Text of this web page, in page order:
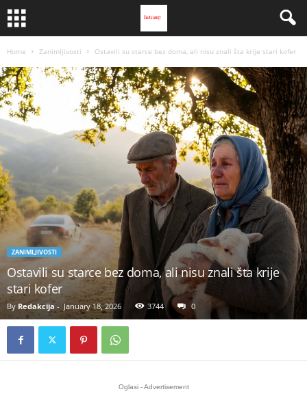
Home Zanimljivosti Ostavili su starce bez doma, ali nisu znali šta krije stari kofer
ZANIMLJIVOSTI
Ostavili su starce bez doma, ali nisu znali šta krije
stari kofer
By Redakcija - January 18, 2026 3744 0
Oglasi - Advertisement